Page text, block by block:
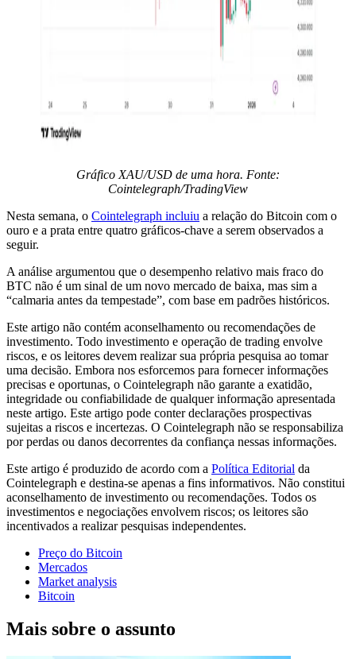
Gráfico XAU/USD de uma hora. Fonte:
Cointelegraph/TradingView
Nesta semana, o Cointelegraph incluiu a relação do Bitcoin com o
ouro e a prata entre quatro gráficos-chave a serem observados a
seguir.
A análise argumentou que o desempenho relativo mais fraco do
BTC não é um sinal de um novo mercado de baixa, mas sim a
“calmaria antes da tempestade”, com base em padrões históricos.
Este artigo não contém aconselhamento ou recomendações de
investimento. Todo investimento e operação de trading envolve
riscos, e os leitores devem realizar sua própria pesquisa ao tomar
uma decisão. Embora nos esforcemos para fornecer informações
precisas e oportunas, o Cointelegraph não garante a exatidão,
integridade ou confiabilidade de qualquer informação apresentada
neste artigo. Este artigo pode conter declarações prospectivas
sujeitas a riscos e incertezas. O Cointelegraph não se responsabiliza
por perdas ou danos decorrentes da confiança nessas informações.
Este artigo é produzido de acordo com a Política Editorial da
Cointelegraph e destina-se apenas a fins informativos. Não constitui
aconselhamento de investimento ou recomendações. Todos os
investimentos e negociações envolvem riscos; os leitores são
incentivados a realizar pesquisas independentes.
Preço do Bitcoin
Mercados
Market analysis
Bitcoin
Mais sobre o assunto